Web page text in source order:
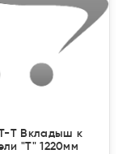
Т Вкладыш к
"Т" 1220мм